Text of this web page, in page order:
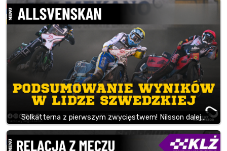
Solkatterna z pierwszym zwycięstwem! Nilsson dalej…